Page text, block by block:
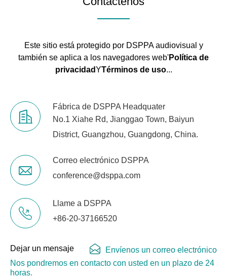
Este sitio está protegido por DSPPA audiovisual y
también se aplica a los navegadores web'Política de
privacidadYTérminos de uso...
Fábrica de DSPPA Headquater
No.1 Xiahe Rd, Jianggao Town, Baiyun
District, Guangzhou, Guangdong, China.
Correo electrónico DSPPA
conference@dsppa.com
Llame a DSPPA
+86-20-37166520
Dejar un mensaje
Nos pondremos en contacto con usted en un plazo de 24
horas.
Envíenos un correo electrónico